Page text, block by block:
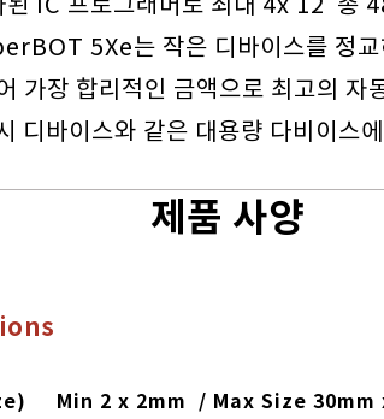
된 IC 프로그래머로 최대 4x 12 총
5Xe는 작은 디바이스를 정교
가장 합리적인 금액으로 최고의 자
디바이스와 같은 대용량 다비이스
제품 사양
Min 2 x 2mm / Max Size 30mm